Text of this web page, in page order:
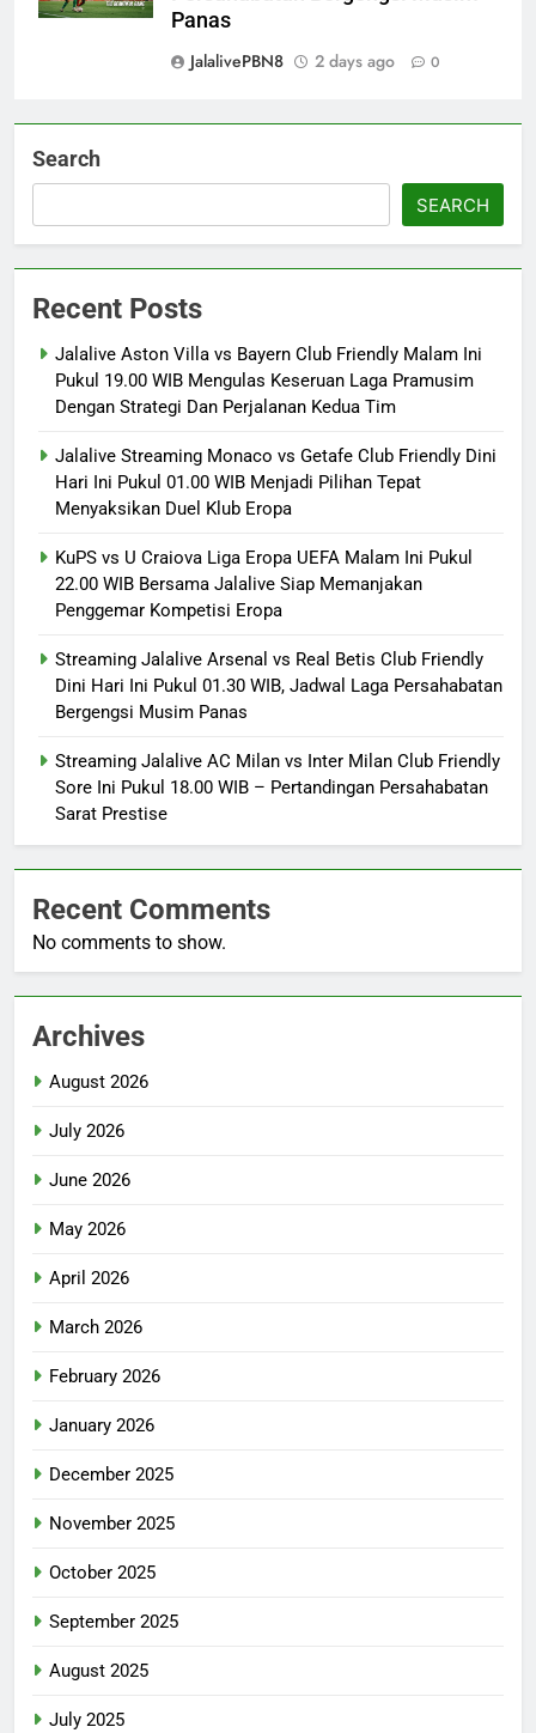
Panas
JalalivePBN8
2 days ago 0
Search
SEARCH
Recent Posts
Jalalive Aston Villa vs Bayern Club Friendly Malam Ini
Pukul 19.00 WIB Mengulas Keseruan Laga Pramusim
Dengan Strategi Dan Perjalanan Kedua Tim
Jalalive Streaming Monaco vs Getafe Club Friendly Dini
Hari Ini Pukul 01.00 WIB Menjadi Pilihan Tepat
Menyaksikan Duel Klub Eropa
KuPS vs U Craiova Liga Eropa UEFA Malam Ini Pukul
22.00 WIB Bersama Jalalive Siap Memanjakan
Penggemar Kompetisi Eropa
Streaming Jalalive Arsenal vs Real Betis Club Friendly
Dini Hari Ini Pukul 01.30 WIB, Jadwal Laga Persahabatan
Bergengsi Musim Panas
Streaming Jalalive AC Milan vs Inter Milan Club Friendly
Sore Ini Pukul 18.00 WIB – Pertandingan Persahabatan
Sarat Prestise
Recent Comments
No comments to show.
Archives
August 2026
July 2026
June 2026
May 2026
April 2026
March 2026
February 2026
January 2026
December 2025
November 2025
October 2025
September 2025
August 2025
July 2025